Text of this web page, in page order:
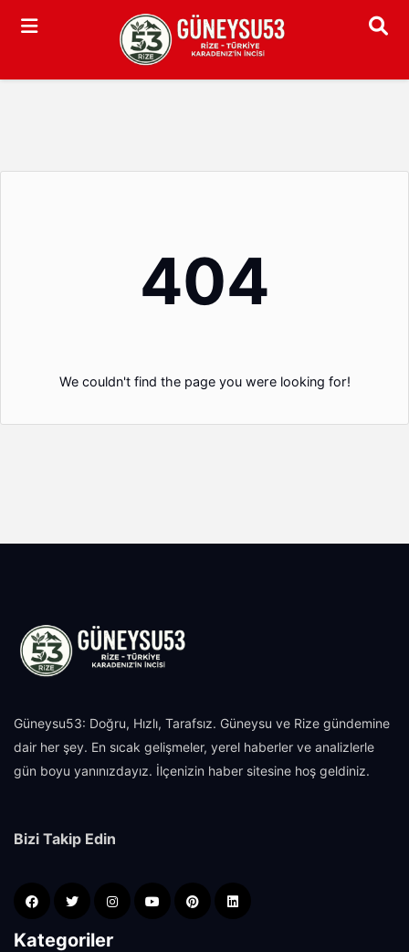
404
We couldn't find the page you were looking for!
Güneysu53: Doğru, Hızlı, Tarafsız. Güneysu ve Rize gündemine
dair her şey. En sıcak gelişmeler, yerel haberler ve analizlerle
gün boyu yanınızdayız. İlçenizin haber sitesine hoş geldiniz.
Bizi Takip Edin
Kategoriler